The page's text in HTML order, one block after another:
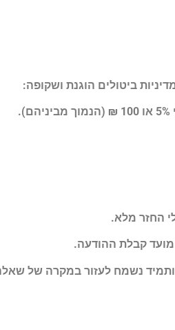
ביטולים הוגנת ושקופה:
החזר מלא.
מועד קבלת ההודעה.
ותמיד נשמח לעזור במקרה של